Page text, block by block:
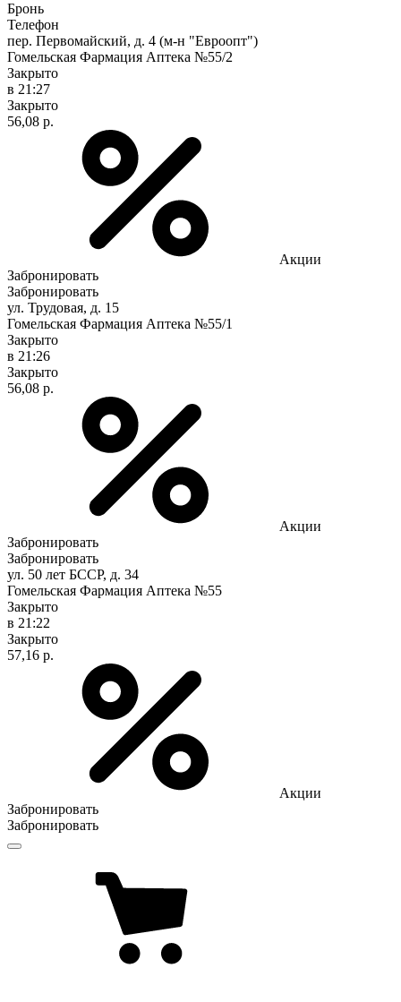
Бронь
Телефон
пер. Первомайский, д. 4 (м-н "Евроопт")
Гомельская Фармация Аптека №55/2
Закрыто
в 21:27
Закрыто
56,08 р.
Акции
Забронировать
Забронировать
ул. Трудовая, д. 15
Гомельская Фармация Аптека №55/1
Закрыто
в 21:26
Закрыто
56,08 р.
Акции
Забронировать
Забронировать
ул. 50 лет БССР, д. 34
Гомельская Фармация Аптека №55
Закрыто
в 21:22
Закрыто
57,16 р.
Акции
Забронировать
Забронировать